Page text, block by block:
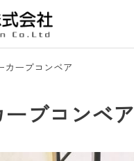
ーブコンベア
ブコンベア